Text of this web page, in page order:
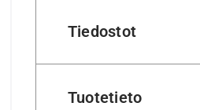
Tiedostot
Tuotetieto